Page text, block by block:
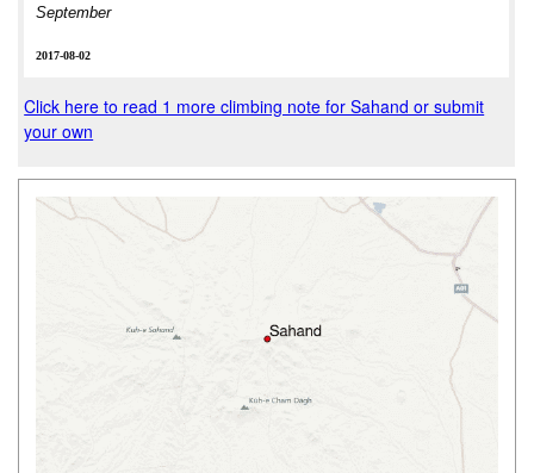
September
2017-08-02
Click here to read 1 more climbing note for Sahand or submit
your own